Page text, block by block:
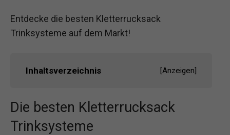
Entdecke die besten Kletterrucksack
Trinksysteme auf dem Markt!
Inhaltsverzeichnis [Anzeigen]
Die besten Kletterrucksack
Trinksysteme